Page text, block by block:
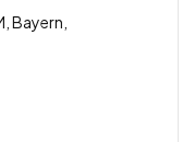
Bayern,